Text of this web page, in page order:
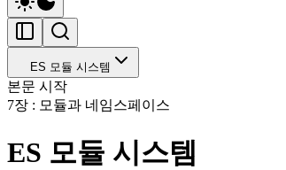
ES 모듈 시스템
본문 시작
7장 : 모듈과 네임스페이스
ES 모듈 시스템